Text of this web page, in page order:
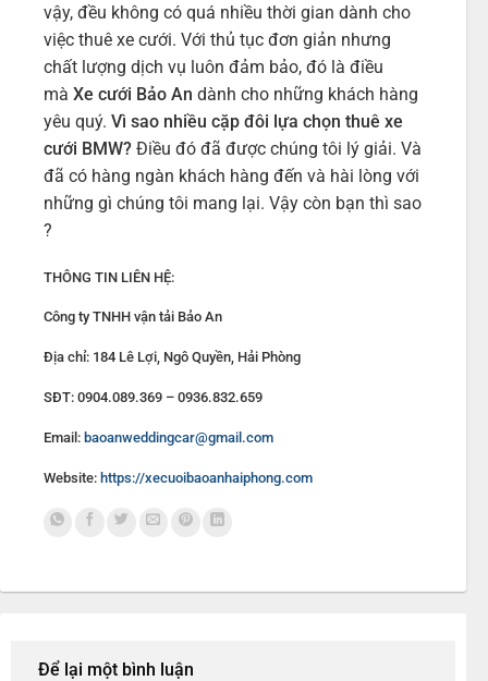
vậy, đều không có quá nhiều thời gian dành cho
việc thuê xe cưới. Với thủ tục đơn giản nhưng
chất lượng dịch vụ luôn đảm bảo, đó là điều
mà Xe cưới Bảo An dành cho những khách hàng
yêu quý. Vì sao nhiều cặp đôi lựa chọn thuê xe
cưới BMW?Điều đó đã được chúng tôi lý giải. Và
đã có hàng ngàn khách hàng đến và hài lòng với
những gì chúng tôi mang lại. Vậy còn bạn thì sao
?
THÔNG TIN LIÊN HỆ:
Công ty TNHH vận tải Bảo An
Địa chỉ: 184 Lê Lợi, Ngô Quyền, Hải Phòng
SĐT: 0904.089.369 – 0936.832.659
Email: baoanweddingcar@gmail.com
Website: https://xecuoibaoanhaiphong.com
Để lại một bình luận